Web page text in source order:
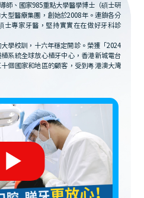
師、國家985重點大學醫學博士（碩士研
型醫療集團，創始於2008年。連鎖各分
士專家牙醫，堅持實實在在做好牙科診
學校訓，十六年穩定開診。榮獲「2024
系統全球放心植牙中心，香港新城電台
個國家和地區的顧客，受到粵港澳大灣